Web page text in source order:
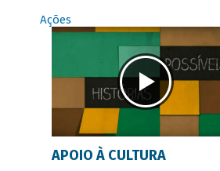
Ações
APOIO À CULTURA